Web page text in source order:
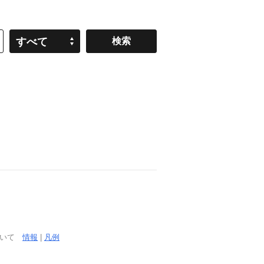
すべて
いて情報 凡例